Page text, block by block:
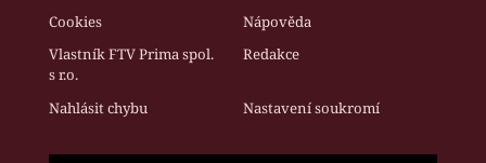
Cookies
Nápověda
Vlastník FTV Prima spol.
s r.o.
Redakce
Nahlásit chybu Nastavení soukromí